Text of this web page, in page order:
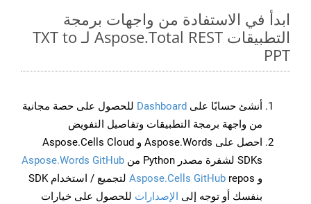
ابدأ في الاستفادة من واجهات برمجة
التطبيقات Aspose.Total REST لـ TXT to
PPT
أنشئ حسابًا على Dashboard للحصول على حصة مجانية
من واجهة برمجة التطبيقات وتفاصيل التفويض
احصل على Aspose.Words و Aspose.Cells Cloud
SDKs لشفرة مصدر Python من
Aspose.Words GitHub
و
Aspose.Cells GitHub
repos لتجميع / استخدام SDK
بنفسك أو توجه إلى الإصدارات للحصول على خيارات